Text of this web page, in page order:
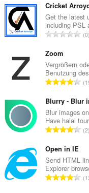
s
a
m
t
e
w
e
r
u
n
n
:
Cricket
Get the latest
including PSL
G
a
m
t
B
e
w
e
u
n
0
Zoom
Vergrößern
Benutzung
G
s
a
m
t
e
w
e
Blurry - Blur
Blur images
Have halal
G
a
m
t
2
Open in IE
Send HTML
Explorer
G